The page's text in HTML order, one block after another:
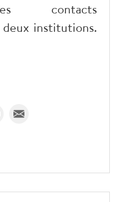
contacts
institutions.